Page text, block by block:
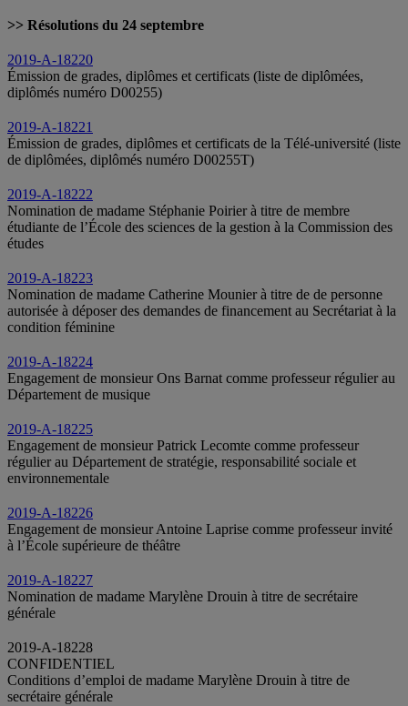
>> Résolutions du 24 septembre
2019-A-18220
Émission de grades, diplômes et certificats (liste de diplômées,
diplômés numéro D00255)
2019-A-18221
Émission de grades, diplômes et certificats de la Télé-université (liste
de diplômées, diplômés numéro D00255T)
2019-A-18222
Nomination de madame Stéphanie Poirier à titre de membre
étudiante de l’École des sciences de la gestion à la Commission des
études
2019-A-18223
Nomination de madame Catherine Mounier à titre de de personne
autorisée à déposer des demandes de financement au Secrétariat à la
condition féminine
2019-A-18224
Engagement de monsieur Ons Barnat comme professeur régulier au
Département de musique
2019-A-18225
Engagement de monsieur Patrick Lecomte comme professeur
régulier au Département de stratégie, responsabilité sociale et
environnementale
2019-A-18226
Engagement de monsieur Antoine Laprise comme professeur invité
à l’École supérieure de théâtre
2019-A-18227
Nomination de madame Marylène Drouin à titre de secrétaire
générale
2019-A-18228
CONFIDENTIEL
Conditions d’emploi de madame Marylène Drouin à titre de
secrétaire générale